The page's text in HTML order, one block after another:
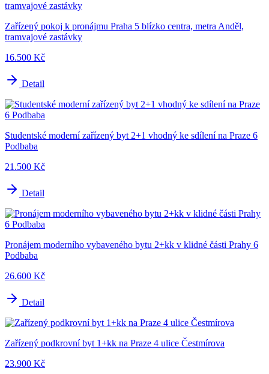
Zařízený pokoj k pronájmu Praha 5 blízko centra, metra Anděl,
tramvajové zastávky
16.500 Kč
Detail
Studentské moderní zařízený byt 2+1 vhodný ke sdílení na Praze 6
Podbaba
21.500 Kč
Detail
Pronájem moderního vybaveného bytu 2+kk v klidné části Prahy 6
Podbaba
26.600 Kč
Detail
Zařízený podkrovní byt 1+kk na Praze 4 ulice Čestmírova
23.900 Kč